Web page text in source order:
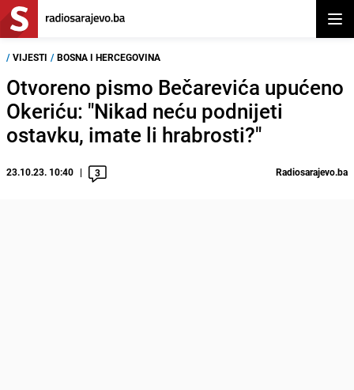
/ VIJESTI / BOSNA I HERCEGOVINA
Otvoreno pismo Bečarevića upućeno
Okeriću: "Nikad neću podnijeti
ostavku, imate li hrabrosti?"
23.10.23. 10:40 3 Radiosarajevo.ba